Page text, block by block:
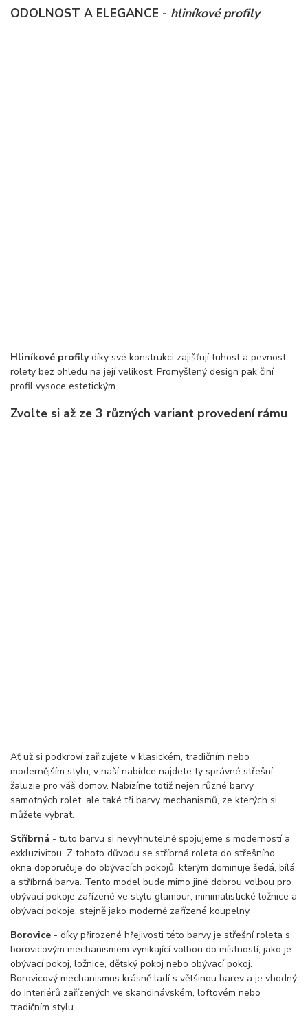
ODOLNOST A ELEGANCE - hliníkové profily
Hliníkové profilydíky své konstrukci zajišťují tuhost a pevnost
rolety bez ohledu na její velikost. Promyšlený design pak činí
profil vysoce estetickým.
Zvolte si až ze 3 různých variant provedení rámu
Ať už si podkroví zařizujete v klasickém, tradičním nebo
modernějším stylu, v naší nabídce najdete ty správné střešní
žaluzie pro váš domov. Nabízíme totiž nejen různé barvy
samotných rolet, ale také tři barvy mechanismů, ze kterých si
můžete vybrat.
Stříbrná - tuto barvu si nevyhnutelně spojujeme s moderností a
exkluzivitou. Z tohoto důvodu se stříbrná roleta do střešního
okna doporučuje do obývacích pokojů, kterým dominuje šedá, bílá
a stříbrná barva. Tento model bude mimo jiné dobrou volbou pro
obývací pokoje zařízené ve stylu glamour, minimalistické ložnice a
obývací pokoje, stejně jako moderně zařízené koupelny.
Borovice - díky přirozené hřejivosti této barvy je střešní roleta s
borovicovým mechanismem vynikající volbou do místností, jako je
obývací pokoj, ložnice, dětský pokoj nebo obývací pokoj.
Borovicový mechanismus krásně ladí s většinou barev a je vhodný
do interiérů zařízených ve skandinávském, loftovém nebo
tradičním stylu.